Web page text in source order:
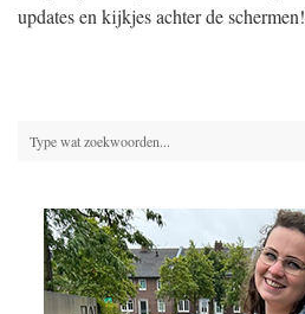
updates en kijkjes achter de schermen!